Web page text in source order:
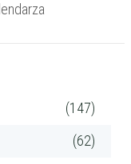
(147)
(62)